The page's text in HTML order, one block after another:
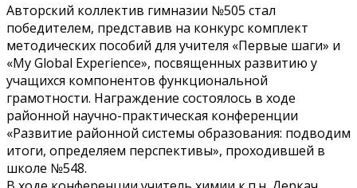
Авторский коллектив гимназии №505 стал
победителем, предcтавив на конкурс комплект
методических пособий для учителя «Первые шаги» и
«My Global Experience», посвященных развитию у
учащихся компонентов функциональной
грамотности. Награждение состоялось в ходе
районной научно-практическая конференции
«Развитие районной системы образования: подводим
итоги, определяем перспективы», проходившей в
школе №548.